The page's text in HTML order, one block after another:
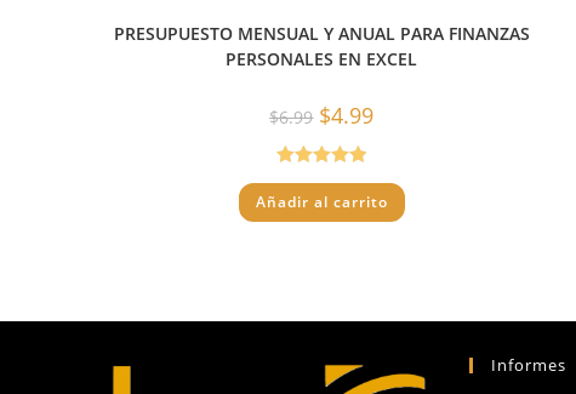
PRESUPUESTO MENSUAL Y ANUAL PARA FINANZAS
PERSONALES EN EXCEL
$6.99 El
precio
original
era:
$6.99.
$4.99El
$4.99.
Valorado con
5.00de 5
Añadir al carrito
Informes